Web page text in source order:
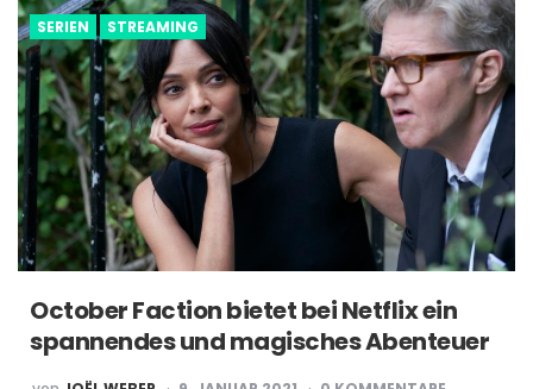
SERIEN STREAMING
October Faction bietet bei Netflix ein
spannendes und magisches Abenteuer
POSTED